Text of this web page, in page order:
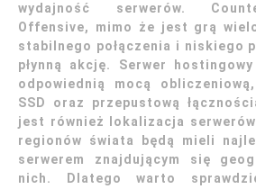
wydajność serwerów.
Offensive, mimo że jest grą
stabilnego połączenia i niskiego
płynną akcję. Serwer
odpowiednią mocą
SSD oraz przepustową
jest również lokalizacja
regionów świata będą mieli
serwerem znajdującym się
nich. Dlatego warto